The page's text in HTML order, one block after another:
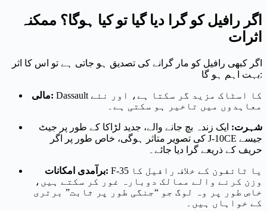
اگر رافیل کو گرا دیا گیا تو کیا ہوگا؟ ممکنہ
اثرات
اگر کبھی رافیل کو مار گرانے کی تصدیق ہو جاتی ہے تو اس کا اثر
بہت اہم ہو گا:
مالی: Dassault کا اسٹاک مزید گر سکتا ہے، اور نئے
معاہدوں میں تاخیر ہو سکتی ہے۔
شہرت: ایک زندہ بچ جانے والے، جدید لڑاکا کے طور پر جیٹ
کی تصویر متاثر ہوگی، خاص طور پر اگر J-10CE جیسے
حریف کے ذریعے گرا دیا جائے۔
برآمدی امکانات: F-35 یا ٹائفون کے خلاف رافیل کا
وزن کرنے والے ممالک دوبارہ غور کر سکتے ہیں،
خاص طور پر وہ لوگ جو “جنگی طور پر ثابت” برتری
کے خواہاں ہیں۔